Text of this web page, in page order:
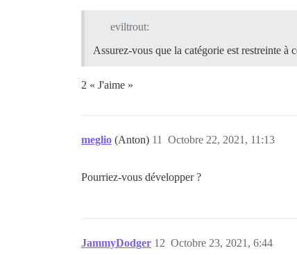
eviltrout:
Assurez-vous que la catégorie est restreinte
2 « J'aime »
meglio (Anton) Octobre 22, 2021, 11:13
11
Pourriez-vous développer ?
JammyDodger Octobre 23, 2021, 6:44
12